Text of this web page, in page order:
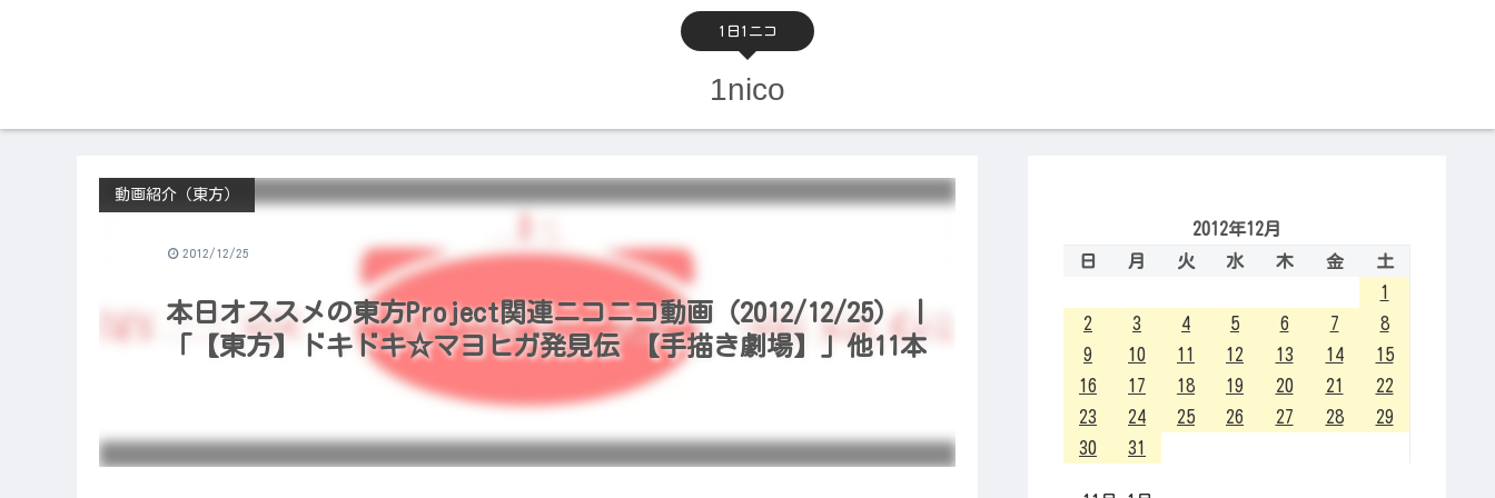
1日1ニコ
1nico
本日オススメの東方Project関連ニコニコ動画（2012/12/25） |
「【東方】ドキドキ☆マヨヒガ発見伝 【手描き劇場】」他11本
動画紹介（東方）
2012/12/25
2012年12月
日
月 火 水 木 金
土
1
2
3 4 5 6 7
8
9
10 11 12 13 14
15
16
17 18 19 20 21
22
23
24 25 26 27 28
29
30
31